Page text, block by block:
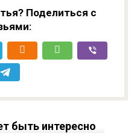
Поделиться с
быть интересно